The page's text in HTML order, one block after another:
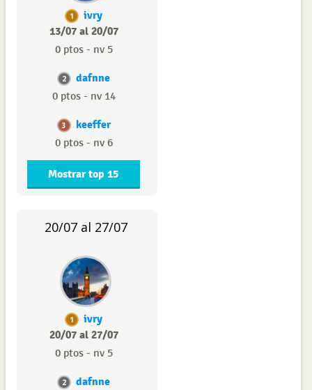
1
ivry
13/07 al 20/07
0 ptos - nv 5
2 dafnne
0 ptos - nv 14
3 keeffer
0 ptos - nv 6
Mostrar top 15
20/07 al 27/07
1
ivry
20/07 al 27/07
0 ptos - nv 5
2 dafnne